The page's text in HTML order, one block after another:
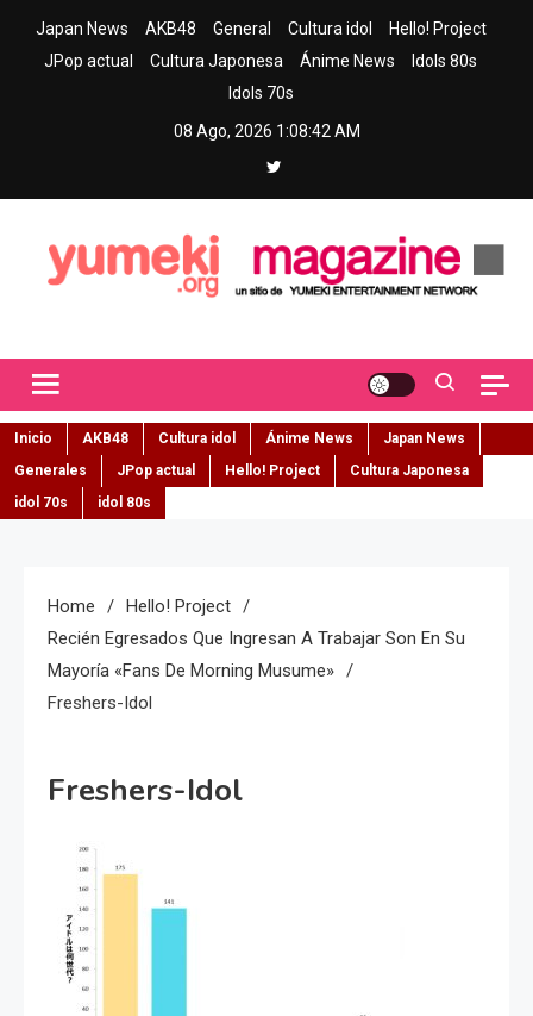
Japan News AKB48 General Cultura idol
Hello! Project
JPop actual
Cultura Japonesa Ánime News
Idols 80s
Idols 70s
08 Ago, 2026 1:08:43 AM
Inicio AKB48 Cultura idol Ánime News
Japan News
Generales
JPop actual Hello! Project
Cultura Japonesa
idol 70s
idol 80s
Home
Hello! Project
Recién Egresados Que Ingresan A Trabajar Son En Su
Mayoría «fans De Morning Musume»
Freshers-Idol
Freshers-Idol